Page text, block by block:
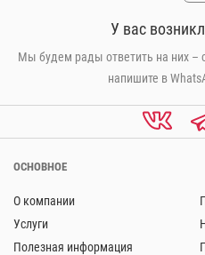
У вас
Мы будем рады ответить на них –
напишите в
ОСНОВНОЕ
О компании
Услуги
Полезная информация